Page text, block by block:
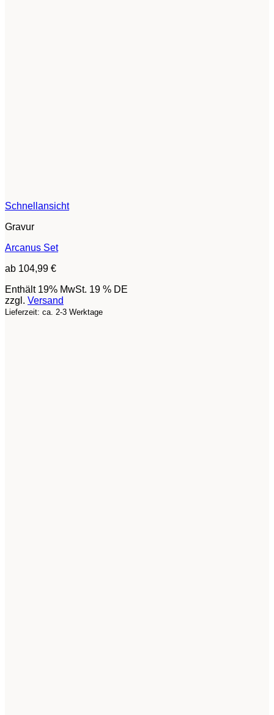
Schnellansicht
Gravur
Arcanus Set
ab 104,99 €
Enthält 19% MwSt. 19 % DE
zzgl. Versand
Lieferzeit: ca. 2-3 Werktage